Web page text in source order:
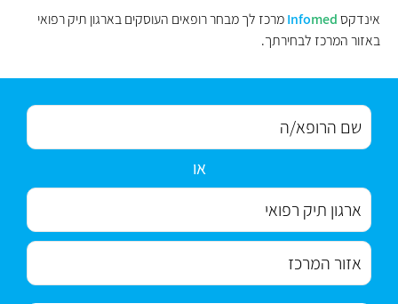
אינדקס
Infomed
מרכז לך מבחר רופאים העוסקים בארגון תיק רפואי
באזור המרכז לבחירתך.
או